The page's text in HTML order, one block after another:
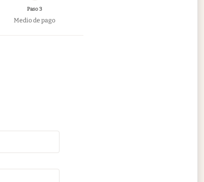
Paso 3
Medio de pago